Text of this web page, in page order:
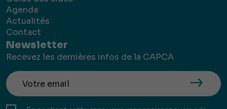
Agenda
Actualités
Contact
Newsletter
Recevez les dernières infos de la CAPCA